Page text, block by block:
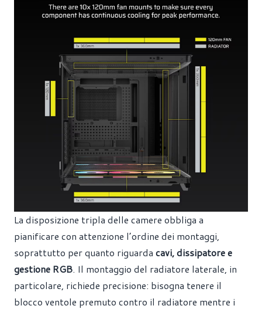
La disposizione tripla delle camere obbliga a
pianificare con attenzione l’ordine dei montaggi,
soprattutto per quanto riguarda cavi, dissipatore e
gestione RGB. Il montaggio del radiatore laterale, in
particolare, richiede precisione: bisogna tenere il
blocco ventole premuto contro il radiatore mentre i